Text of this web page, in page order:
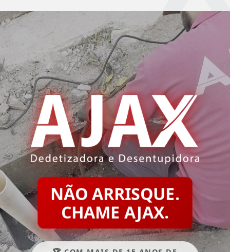
NÃO ARRISQUE.
CHAME AJAX.